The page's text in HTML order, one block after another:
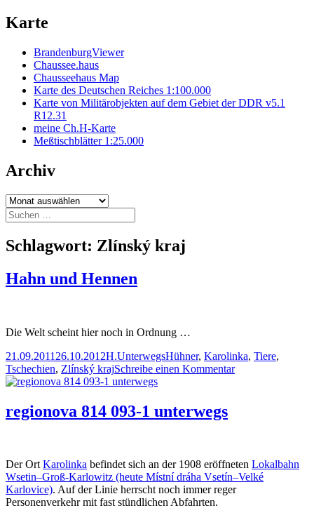
Karte
BrandenburgViewer
Chaussee.haus
Chausseehaus Map
Karte des Deutschen Reiches 1:100.000
Karte von Militärobjekten auf dem Gebiet der DDR v5.1
R12.31
meine Ch.H-Karte
Meßtischblätter 1:25.000
Archiv
Archiv
Suchen
nach:
Schlagwort: Zlínský kraj
Hahn und Hennen
Die Welt scheint hier noch in Ordnung …
Veröffentlicht
am
21.09.2011 26.10.2012Autor
H.Kategorien
UnterwegsSchlagwörter
Hühner, Karolinka, Tiere,
Tschechien, Zlínský krajSchreibe einen Kommentarzu
regionova 814 093-1 unterwegs
Der OrtKarolinka befindet sich an der 1908 eröffneten Lokalbahn
Wsetin–Groß-Karlowitz (heute Místní dráha Vsetín–Velké
Karlovice). Auf der Linie herrscht noch immer reger
Personenverkehr mit fast stündlichen Abfahrten.